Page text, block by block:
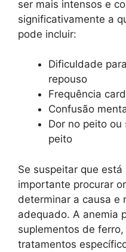
ser mais intensos e
significativamente a
pode incluir:
Dificuldade
repouso
Frequência
Confusão
Dor no peito
peito
Se suspeitar que
importante procurar
determinar a causa e
adequado. A anemia
suplementos de
tratamentos